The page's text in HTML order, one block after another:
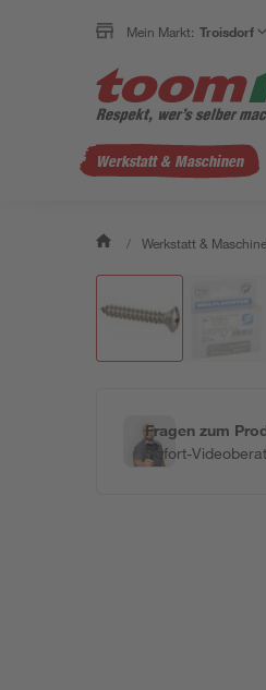
Mein Markt: Troisdorf
Werkstatt & Maschinen
/ Werkstatt &
Fragen zum
Sofort-